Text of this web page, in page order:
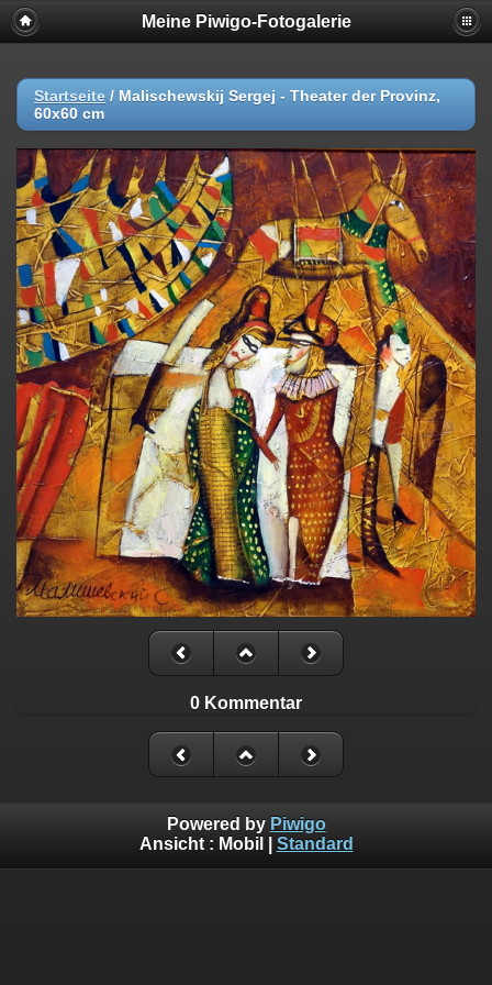
Meine Piwigo-Fotogalerie
Startseite / Malischewskij Sergej - Theater der Provinz,
60x60 cm
0 Kommentar
Powered by Piwigo
Ansicht : Mobil Standard